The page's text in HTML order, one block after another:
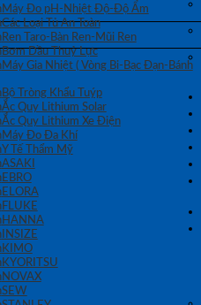
Máy Đo pH-Nhiệt Độ-Độ Ẩm
Các Loại Tủ An Toàn
Ren Taro-Bàn Ren-Mũi Ren
Bơm Dầu Thuỷ Lực
Máy Gia Nhiệt ( Vòng Bi-Bạc Đạn-Bánh
Bộ Tròng Khẩu Tuýp
Ắc Quy Lithium Solar
Ắc Quy Lithium Xe Điện
Máy Đo Đa Khí
Y Tế Thẩm Mỹ
ASAKI
EBRO
ELORA
FLUKE
HANNA
INSIZE
KIMO
KYORITSU
NOVAX
SEW